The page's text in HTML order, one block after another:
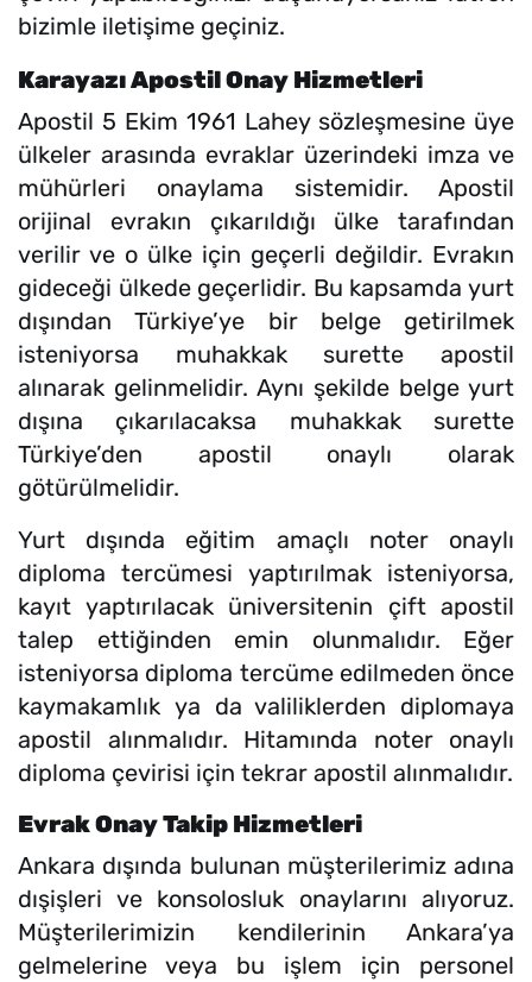
bizimle iletişime geçiniz.
Karayazı Apostil Onay Hizmetleri
Apostil 5 Ekim 1961 Lahey sözleşmesine üye
ülkeler arasında evraklar üzerindeki imza ve
mühürleri onaylama sistemidir. Apostil
orijinal evrakın çıkarıldığı ülke tarafından
verilir ve o ülke için geçerli değildir. Evrakın
gideceği ülkede geçerlidir. Bu kapsamda yurt
dışından Türkiye’ye bir belge getirilmek
isteniyorsa muhakkak surette apostil
alınarak gelinmelidir. Aynı şekilde belge yurt
dışına çıkarılacaksa muhakkak surette
Türkiye’den apostil onaylı olarak
götürülmelidir.
Yurt dışında eğitim amaçlı noter onaylı
diploma tercümesi yaptırılmak isteniyorsa,
kayıt yaptırılacak üniversitenin çift apostil
talep ettiğinden emin olunmalıdır. Eğer
isteniyorsa diploma tercüme edilmeden önce
kaymakamlık ya da valiliklerden diplomaya
apostil alınmalıdır. Hitamında noter onaylı
diploma çevirisi için tekrar apostil alınmalıdır.
Evrak Onay Takip Hizmetleri
Ankara dışında bulunan müşterilerimiz adına
dışişleri ve konsolosluk onaylarını alıyoruz.
Müşterilerimizin kendilerinin Ankara’ya
gelmelerine veya bu işlem için personel